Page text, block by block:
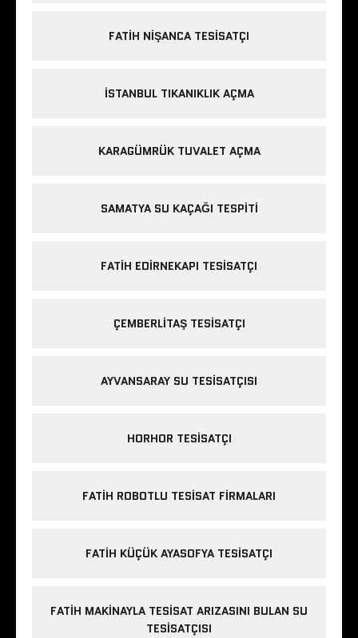
FATIH NIŞANCA TESISATÇI
ISTANBUL TIKANIKLIK AÇMA
KARAGÜMRÜK TUVALET AÇMA
SAMATYA SU KAÇAĞI TESPITI
FATIH EDIRNEKAPI TESISATÇI
ÇEMBERLITAŞ TESISATÇI
AYVANSARAY SU TESISATÇISI
HORHOR TESISATÇI
FATIH ROBOTLU TESISAT FIRMALARI
FATIH KÜÇÜK AYASOFYA TESISATÇI
FATIH MAKINAYLA TESISAT ARIZASINI BULAN SU
TESISATÇISI